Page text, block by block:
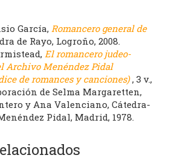
García, Romancero general de
de Rayo, Logroño, 2008.
El romancero judeo-
Archivo Menéndez Pidal
de romances y canciones), 3 v.,
de Selma Margaretten,
y Ana Valenciano, Cátedra-
Pidal, Madrid, 1978.